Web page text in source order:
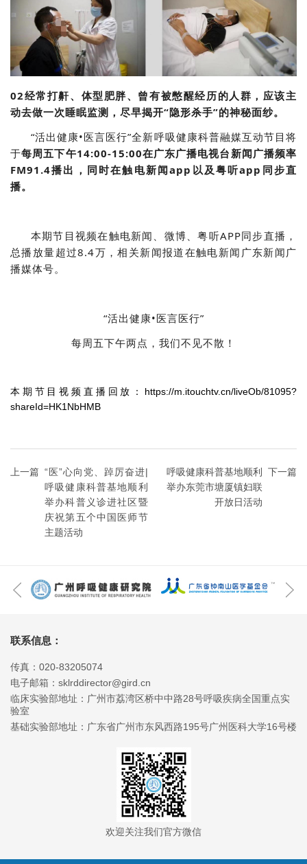
02经常打鼾、体型肥胖、曾有被憋醒经历的人群，应该主
动去做一次睡眠监测，尽早揭开“隐形杀手”的神秘面纱。
“活出健康•医言医行”全新呼吸健康科普融媒互动节目将
于每周五下午14:00-15:00在广东广播电视台新闻广播频率
FM91.4播出，同时在触电新闻app以及粤听app同步直
播。
本期节目视频在触电新闻、微博、粤听APP同步直播，
总播放量超过8.4万，相关新闻报道在触电新闻广东新闻广
播媒体号。
“活出健康•医言医行”
每周五下午两点，我们不见不散！
本期节目视频直播回放：https://m.itouchtv.cn/liveOb/81095?
shareId=HK1NbHMB
上一篇 “医”心向党、踔厉奋进|
呼吸健康科普基地顺利
举办科普义诊进社区暨
庆祝第五个中国医师节
主题活动
下一篇
呼吸健康科普基地顺利
举办东莞市塘厦镇妇联
开放日活动
联系信息：
传真：020-83205074
电子邮箱：sklrddirector@gird.cn
临床实验部地址：广州市荔湾区桥中中路28号呼吸疾病全国重点实
验室
基础实验部地址：广东省广州市东风西路195号广州医科大学16号楼
欢迎关注我们官方微信